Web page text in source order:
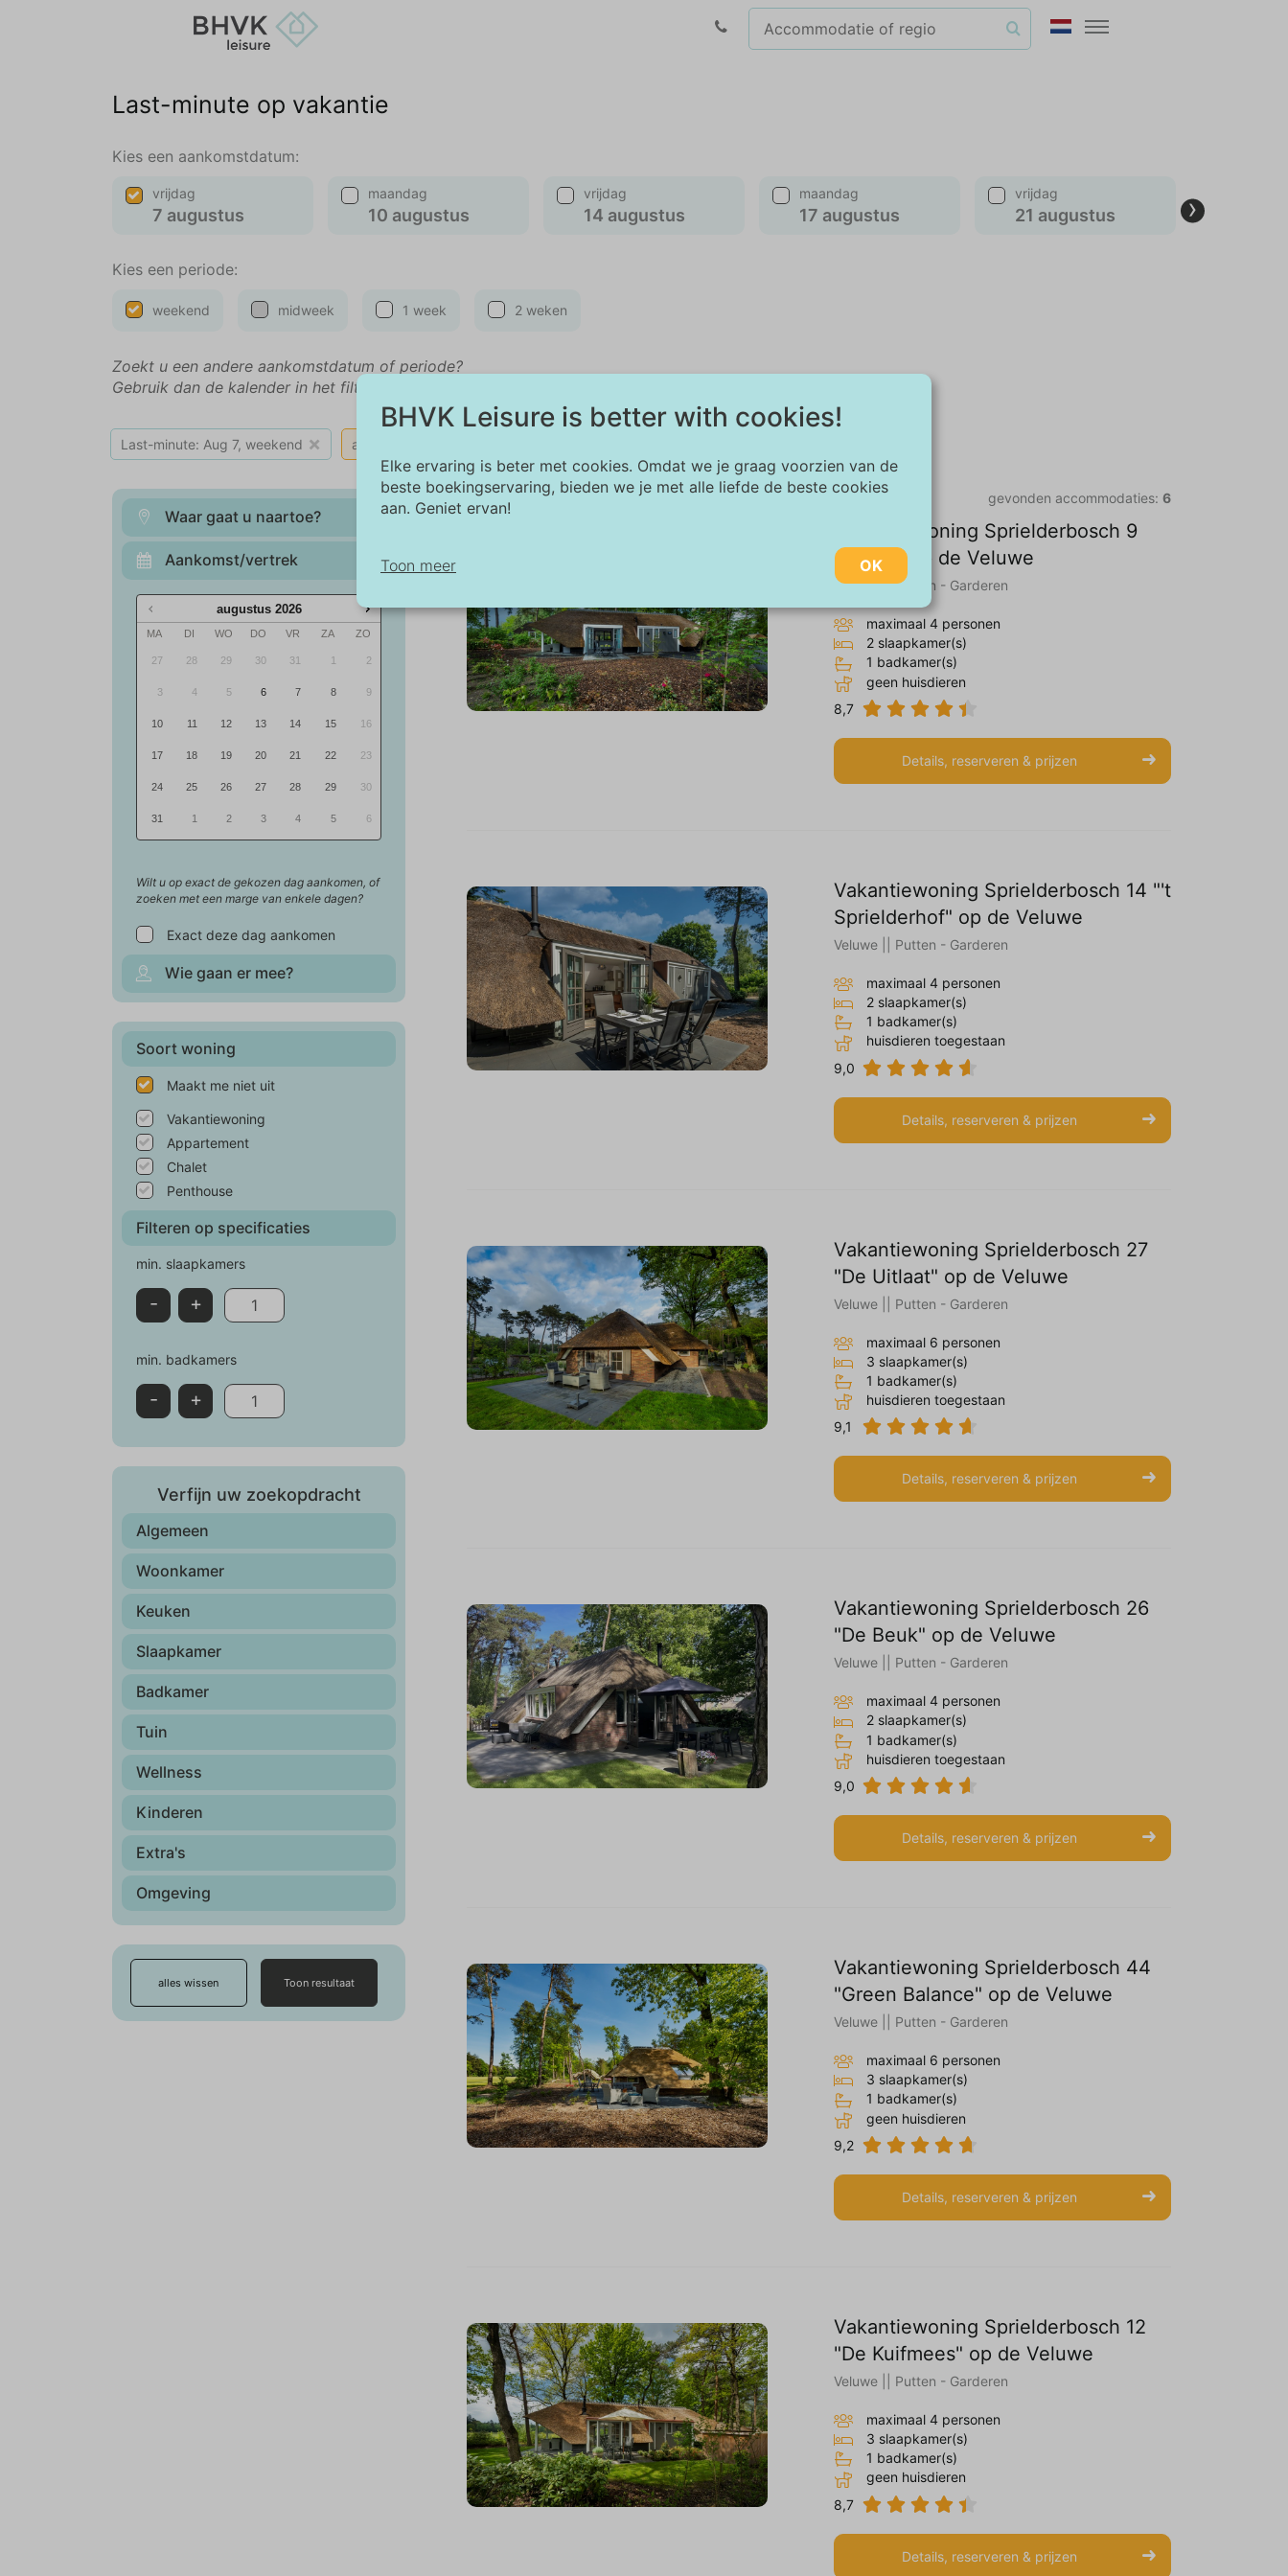
BHVK Leisure is better with cookies!
Elke ervaring is beter met cookies. Omdat we je graag voorzien van de
beste boekingservaring, bieden we je met alle liefde de beste cookies
aan. Geniet ervan!
Toon meer OK
Noodzakelijk:
Noodzakelijke cookies helpen een website bruikbaarder te maken, door
basisfuncties als paginanavigatie en toegang tot beveiligde gedeelten van de
website mogelijk te maken. Zonder deze cookies kan de website niet naar
behoren werken.
Deze site gebruikt cookies en Google technologieën om het siteverkeer te
Last-minute op vakantie
Kies een aankomstdatum:
vrijdag
7 augustus
maandag
10 augustus
vrijdag
14 augustus
maandag
17 augustus
vrijdag
21 augustus ›
Kies een periode:
weekend midweek 1 week 2 weken
Zoekt u een andere aankomstdatum of periode?
Gebruik dan de kalender in het filtermenu.
Last-minute: Aug 7, weekend × alles wissen
Waar gaat u naartoe?
Aankomst/vertrek
augustus 2026
MA DI WO DO VR ZA ZO
27 28 29 30 31 1 2
3 4 5 6 7 8 9
10 11 12 13 14 15 16
17 18 19 20 21 22 23
24 25 26 27 28 29 30
31 1 2 3 4 5 6
Wilt u op exact de gekozen dag aankomen, of
zoeken met een marge van enkele dagen?
Exact deze dag aankomen
Wie gaan er mee?
Soort woning
Maakt me niet uit
Vakantiewoning
Appartement
Chalet
Penthouse
Filteren op specificaties
min. slaapkamers
- +
min. badkamers
- +
Verfijn uw zoekopdracht
Algemeen
Woonkamer
Keuken
Slaapkamer
Badkamer
Tuin
Wellness
Kinderen
Extra's
Omgeving
alles wissen Toon resultaat
gevonden accommodaties:6
Vakantiewoning Sprielderbosch 9
“Aquila” op de Veluwe
Veluwe || Putten - Garderen
maximaal 4 personen
2 slaapkamer(s)
1 badkamer(s)
geen huisdieren
8,7
Details, reserveren & prijzen
Vakantiewoning Sprielderbosch 14 "'t
Sprielderhof" op de Veluwe
Veluwe || Putten - Garderen
maximaal 4 personen
2 slaapkamer(s)
1 badkamer(s)
huisdieren toegestaan
9,0
Details, reserveren & prijzen
Vakantiewoning Sprielderbosch 27
"De Uitlaat" op de Veluwe
Veluwe || Putten - Garderen
maximaal 6 personen
3 slaapkamer(s)
1 badkamer(s)
huisdieren toegestaan
9,1
Details, reserveren & prijzen
Vakantiewoning Sprielderbosch 26
"De Beuk" op de Veluwe
Veluwe || Putten - Garderen
maximaal 4 personen
2 slaapkamer(s)
1 badkamer(s)
huisdieren toegestaan
9,0
Details, reserveren & prijzen
Vakantiewoning Sprielderbosch 44
"Green Balance" op de Veluwe
Veluwe || Putten - Garderen
maximaal 6 personen
3 slaapkamer(s)
1 badkamer(s)
geen huisdieren
9,2
Details, reserveren & prijzen
Vakantiewoning Sprielderbosch 12
"De Kuifmees" op de Veluwe
Veluwe || Putten - Garderen
maximaal 4 personen
3 slaapkamer(s)
1 badkamer(s)
geen huisdieren
8,7
Details, reserveren & prijzen